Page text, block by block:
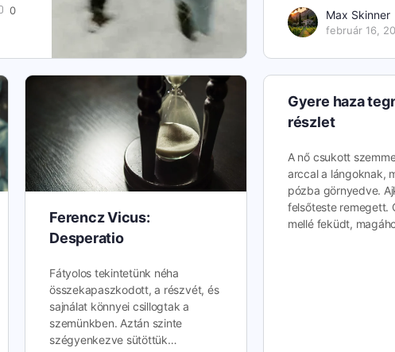
0 Max Skinner
február 16,
Ferencz Vicus:
Desperatio
Fátyolos tekintetünk néha
összekapaszkodott, a részvét, és
sajnálat könnyei csillogtak a
szemünkben. Aztán szinte
szégyenkezve sütöttük…
Gyere haza
részlet
A nő csukott
arccal a lángoknak,
pózba görnyedve.
felsőteste remegett.
mellé feküdt,